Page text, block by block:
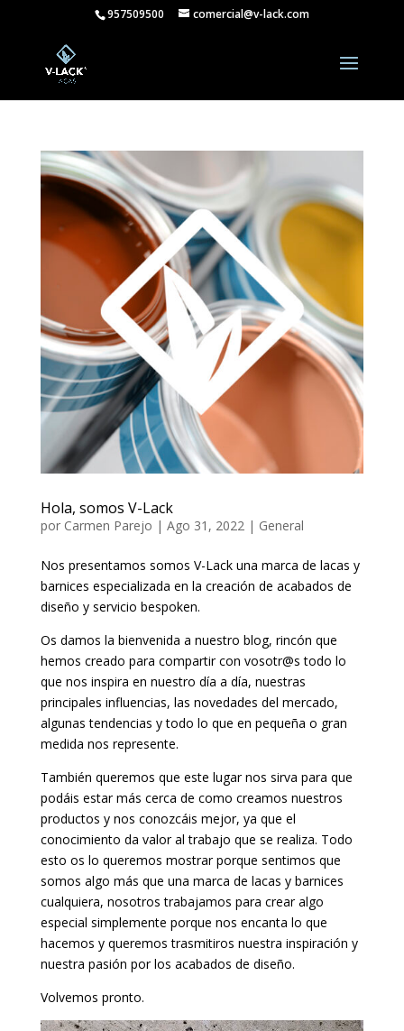
957509500 comercial@v-lack.com
Hola, somos V-Lack
por Carmen Parejo | Ago 31, 2022| General
Nos presentamos somos V-Lack una marca de lacas y
barnices especializada en la creación de acabados de
diseño y servicio bespoken.
Os damos la bienvenida a nuestro blog, rincón que
hemos creado para compartir con vosotr@s todo lo
que nos inspira en nuestro día a día, nuestras
principales influencias, las novedades del mercado,
algunas tendencias y todo lo que en pequeña o gran
medida nos represente.
También queremos que este lugar nos sirva para que
podáis estar más cerca de como creamos nuestros
productos y nos conozcáis mejor, ya que el
conocimiento da valor al trabajo que se realiza. Todo
esto os lo queremos mostrar porque sentimos que
somos algo más que una marca de lacas y barnices
cualquiera, nosotros trabajamos para crear algo
especial simplemente porque nos encanta lo que
hacemos y queremos trasmitiros nuestra inspiración y
nuestra pasión por los acabados de diseño.
Volvemos pronto.